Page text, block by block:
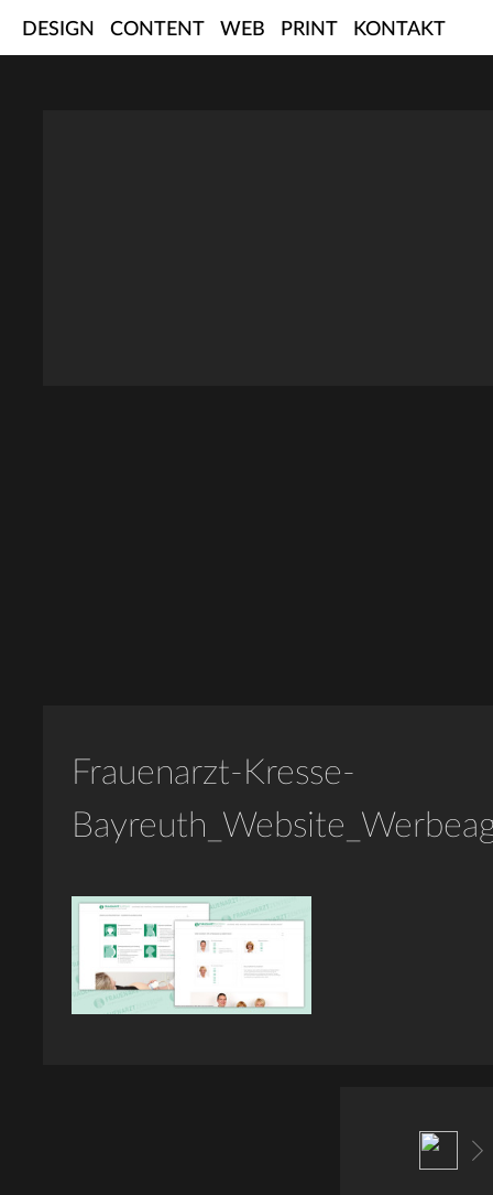
DESIGN CONTENT WEB PRINT KONTAKT
Frauenarzt-Kresse-